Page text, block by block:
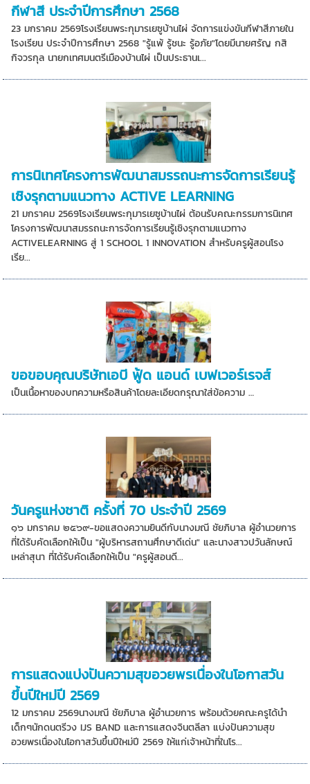
กีฬาสี ประจำปีการศึกษา 2568
23 มกราคม 2569โรงเรียนพระกุมารเยซูบ้านไผ่ จัดการแข่งขันกีฬาสีภายใน
โรงเรียน ประจำปีการศึกษา 2568 "รู้แพ้ รู้ชนะ รู้อภัย"โดยมีนายศรัญ กสิ
กิจวรกุล นายกเทศมนตรีเมืองบ้านไผ่ เป็นประธานเ...
การนิเทศโครงการพัฒนาสมรรถนะการจัดการเรียนรู้
เชิงรุกตามแนวทาง ACTIVE LEARNING
21 มกราคม 2569โรงเรียนพระกุมารเยซูบ้านไผ่ ต้อนรับคณะกรรมการนิเทศ
โครงการพัฒนาสมรรถนะการจัดการเรียนรู้เชิงรุกตามแนวทาง
ACTIVELEARNING สู่ 1 SCHOOL 1 INNOVATION สำหรับครูผู้สอนโรง
เรีย...
ขอขอบคุณบริษัทเอบี ฟู้ด แอนด์ เบฟเวอร์เรจส์
เป็นเนื้อหาของบทความหรือสินค้าโดยละเอียดกรุณาใส่ข้อความ …
วันครูแห่งชาติ ครั้งที่ 70 ประจำปี 2569
๑๖ มกราคม ๒๕๖๙-ขอแสดงความยินดีกับนางมณี ชัยภิบาล ผู้อำนวยการ
ที่ได้รับคัดเลือกให้เป็น "ผู้บริหารสถานศึกษาดีเด่น" และนางสาวปวันลักษณ์
เหล่าสุนา ที่ได้รับคัดเลือกให้เป็น "ครูผู้สอนดี...
การแสดงแบ่งปันความสุขอวยพรเนื่องในโอกาสวัน
ขึ้นปีใหม่ปี 2569
12 มกราคม 2569นางมณี ชัยภิบาล ผู้อำนวยการ พร้อมด้วยคณะครูได้นำ
เด็กๆนักดนตรีวง IJS BAND และการแสดงจินตลีลา แบ่งปันความสุข
อวยพรเนื่องในโอกาสวันขึ้นปีใหม่ปี 2569 ให้แก่เจ้าหน้าที่ในโร...